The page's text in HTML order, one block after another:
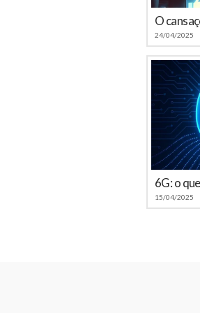
24/04/2025
15/04/2025